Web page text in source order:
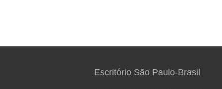
Escritório São Paulo-Brasil